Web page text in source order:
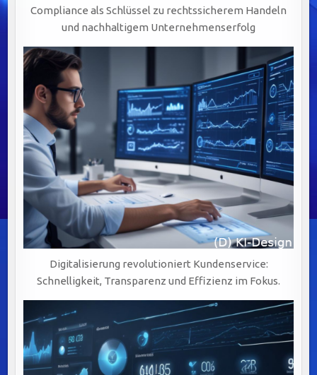
Compliance als Schlüssel zu rechtssicherem Handeln
und nachhaltigem Unternehmenserfolg
Digitalisierung revolutioniert Kundenservice:
Schnelligkeit, Transparenz und Effizienz im Fokus.